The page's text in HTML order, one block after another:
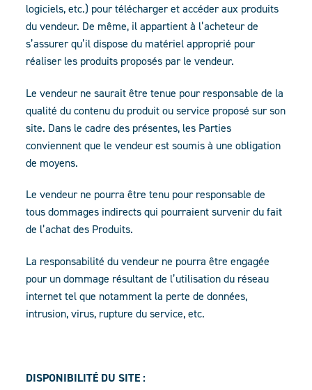
logiciels, etc.) pour télécharger et accéder aux produits
du vendeur. De même, il appartient à l’acheteur de
s’assurer qu’il dispose du matériel approprié pour
réaliser les produits proposés par le vendeur.
Le vendeur ne saurait être tenue pour responsable de la
qualité du contenu du produit ou service proposé sur son
site. Dans le cadre des présentes, les Parties
conviennent que le vendeur est soumis à une obligation
de moyens.
Le vendeur ne pourra être tenu pour responsable de
tous dommages indirects qui pourraient survenir du fait
de l’achat des Produits.
La responsabilité du vendeur ne pourra être engagée
pour un dommage résultant de l’utilisation du réseau
internet tel que notamment la perte de données,
intrusion, virus, rupture du service, etc.
DISPONIBILITÉ DU SITE :